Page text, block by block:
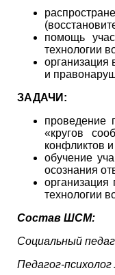
помощь
технологии
организация
и
ЗАДАЧИ:
проведение
«кругов
конфликтов
обучение
осознания
технологии
Состав ШСМ:
Социальный
Педагог-